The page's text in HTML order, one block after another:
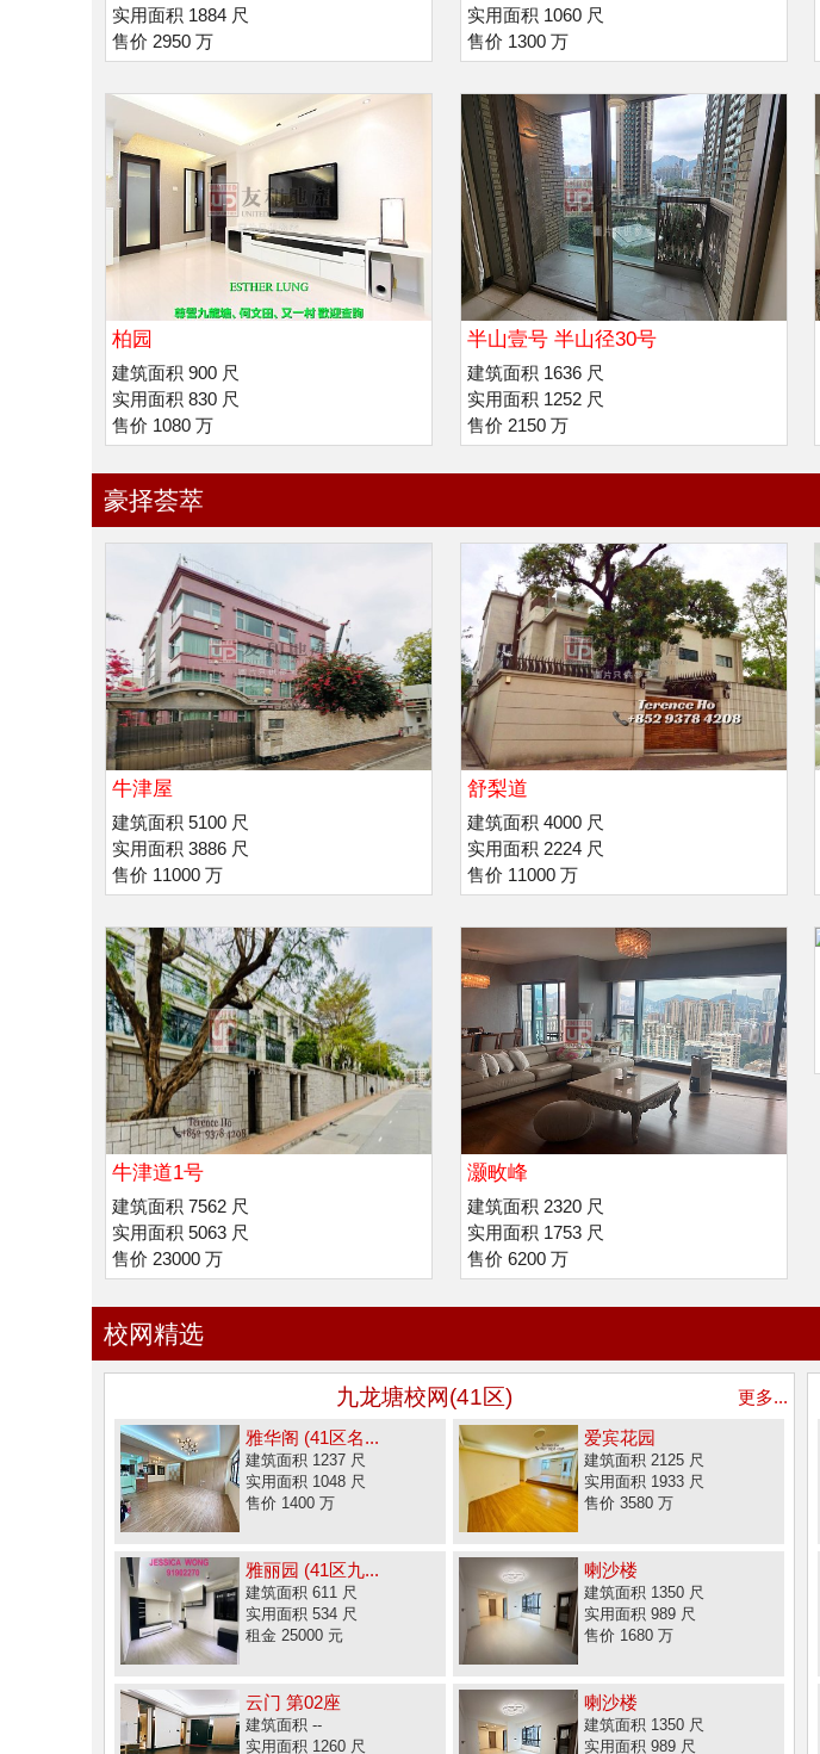
实用面积 1884 尺
售价 2950 万
实用面积 1060 尺
售价 1300 万
柏园
建筑面积 900 尺
实用面积 830 尺
售价 1080 万
半山壹号 半山径30号
建筑面积 1636 尺
实用面积 1252 尺
售价 2150 万
豪择荟萃
牛津屋
建筑面积 5100 尺
实用面积 3886 尺
售价 11000 万
舒梨道
建筑面积 4000 尺
实用面积 2224 尺
售价 11000 万
牛津道1号
建筑面积 7562 尺
实用面积 5063 尺
售价 23000 万
灏畋峰
建筑面积 2320 尺
实用面积 1753 尺
售价 6200 万
校网精选
九龙塘校网(41区)
更多...
雅华阁 (41区名...
建筑面积 1237 尺
实用面积 1048 尺
售价 1400 万
爱宾花园
建筑面积 2125 尺
实用面积 1933 尺
售价 3580 万
雅丽园 (41区九...
建筑面积 611 尺
实用面积 534 尺
租金 25000 元
喇沙楼
建筑面积 1350 尺
实用面积 989 尺
售价 1680 万
云门 第02座
建筑面积 --
实用面积 1260 尺
喇沙楼
建筑面积 1350 尺
实用面积 989 尺